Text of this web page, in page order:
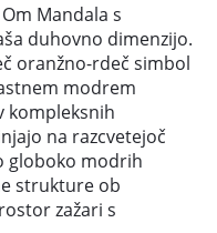
Mandala s
duhovno dimenzijo.
oranžno-rdeč simbol
modrem
kompleksnih
na razcvetejoč
globoko modrih
strukture ob
zažari s